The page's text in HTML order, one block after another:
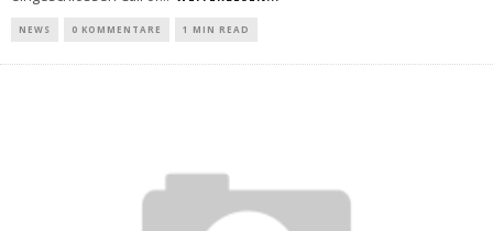
NEWS 0 KOMMENTARE 1 MIN READ